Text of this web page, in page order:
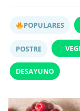
POPULARES
POSTRE
DESAYUNO